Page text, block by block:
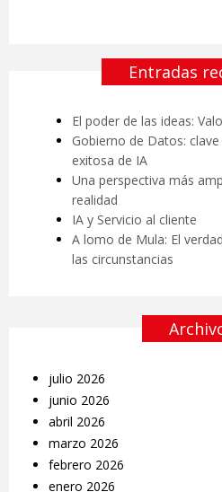
Entradas
El poder de las ideas:
Gobierno de Datos:
exitosa de IA
Una perspectiva más
realidad
IA y Servicio al cliente
A lomo de Mula: El
las circunstancias
julio 2026
junio 2026
abril 2026
marzo 2026
febrero 2026
enero 2026